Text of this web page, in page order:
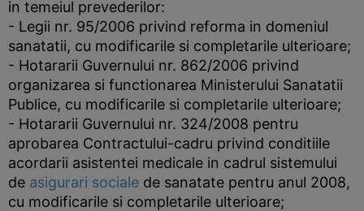
in temeiul prevederilor:
- Legii nr. 95/2006 privind reforma in domeniul
sanatatii, cu modificarile si completarile ulterioare;
- Hotararii Guvernului nr. 862/2006 privind
organizarea si functionarea Ministerului Sanatatii
Publice, cu modificarile si completarile ulterioare;
- Hotararii Guvernului nr. 324/2008 pentru
aprobarea Contractului-cadru privind conditiile
acordarii asistentei medicale in cadrul sistemului
de asigurari sociale de sanatate pentru anul 2008,
cu modificarile si completarile ulterioare;